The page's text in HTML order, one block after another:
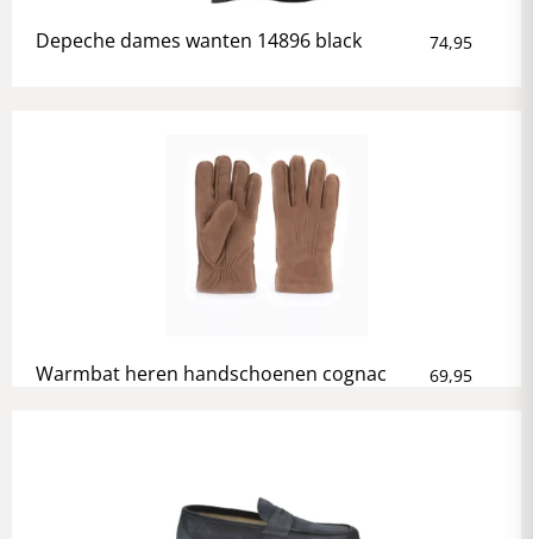
Depeche dames wanten 14896 black 74,95
Warmbat heren handschoenen cognac 69,95